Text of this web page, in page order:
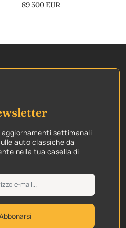
89 500 EUR
settimanali
auto classiche da
nella tua casella di